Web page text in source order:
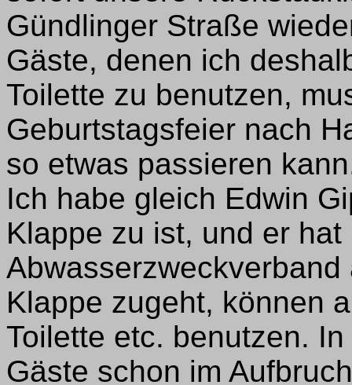
Gündlinger Straße
Gäste, denen ich
Toilette zu benutzen,
Geburtstagsfeier nach
so etwas passieren
Ich habe gleich Edwin
Klappe zu ist, und er
Klappe zugeht, können
Toilette etc. benutzen.
Gäste schon im